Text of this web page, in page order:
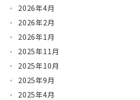
2026年4月
2026年2月
2026年1月
2025年11月
2025年10月
2025年9月
2025年4月